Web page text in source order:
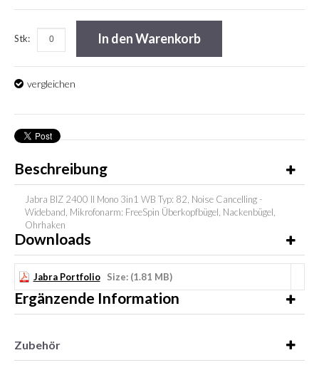
Stk: In den Warenkorb
vergleichen
Beschreibung
Jabra BIZ 2400 II Mono 3in1 WB Typ: 82, Noise Cancelling -
Wideband, Mikrofonarm: FreeSpin Überkopfbügel, Nackenbügel,
Ohrhaken
Downloads
Jabra PortfolioSize: (1.81 MB)
Ergänzende Information
Zubehör